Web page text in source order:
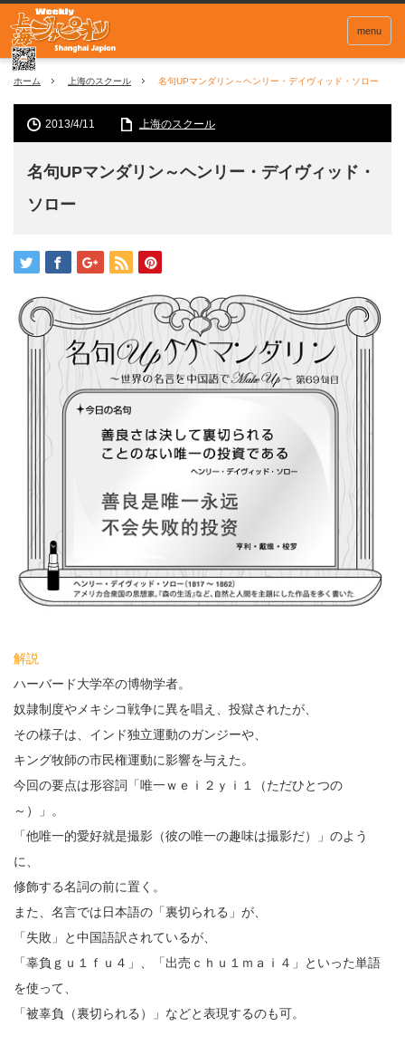
menu
ホーム 上海のスクール 名句UPマンダリン～ヘンリー・デイヴィッド・ソロー
2013/4/11 上海のスクール
名句UPマンダリン～ヘンリー・デイヴィッド・
ソロー
解説
ハーバード大学卒の博物学者。
奴隷制度やメキシコ戦争に異を唱え、投獄されたが、
その様子は、インド独立運動のガンジーや、
キング牧師の市民権運動に影響を与えた。
今回の要点は形容詞「唯一ｗｅｉ２ｙｉ１（ただひとつの
～）」。
「他唯一的愛好就是撮影（彼の唯一の趣味は撮影だ）」のよう
に、
修飾する名詞の前に置く。
また、名言では日本語の「裏切られる」が、
「失敗」と中国語訳されているが、
「辜負ｇｕ１ｆｕ４」、「出売ｃｈｕ１ｍａｉ４」といった単語
を使って、
「被辜負（裏切られる）」などと表現するのも可。